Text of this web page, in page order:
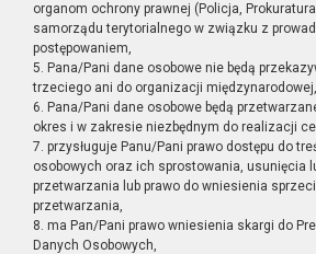
organom ochrony prawnej (Policja,
samorządu terytorialnego w związku z
postępowaniem,
5. Pana/Pani dane osobowe nie będą
trzeciego ani do organizacji międzynarodowej,
6. Pana/Pani dane osobowe będą
okres i w zakresie niezbędnym do realizacji
7. przysługuje Panu/Pani prawo dostępu do
osobowych oraz ich sprostowania, usunięcia
przetwarzania lub prawo do wniesienia
przetwarzania,
8. ma Pan/Pani prawo wniesienia skargi do
Danych Osobowych,